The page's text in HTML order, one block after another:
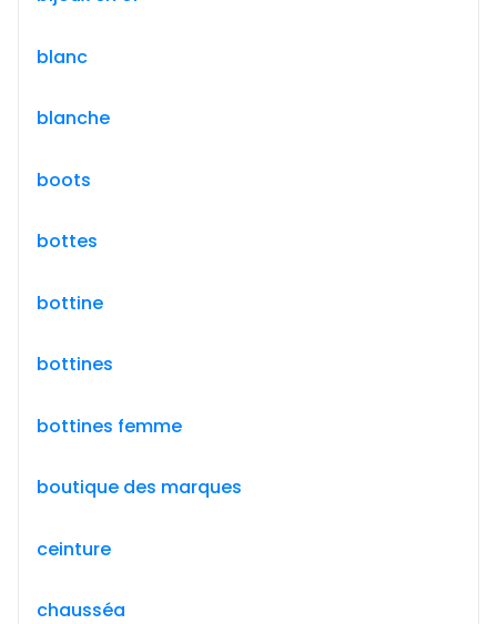
blanc
blanche
boots
bottes
bottine
bottines
bottines femme
boutique des marques
ceinture
chausséa